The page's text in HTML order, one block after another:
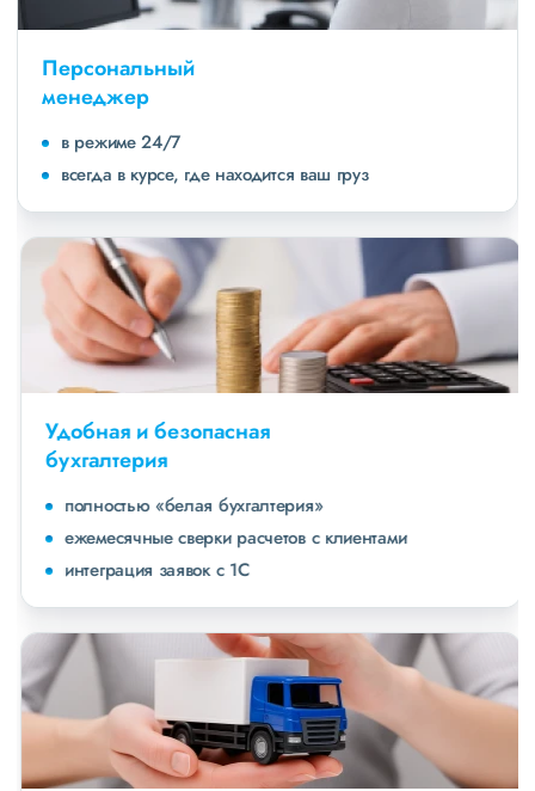
Персональный
менеджер
в режиме 24/7
всегда в курсе, где находится ваш груз
Удобная и безопасная
бухгалтерия
полностью «белая бухгалтерия»
ежемесячные сверки расчетов с клиентами
интеграция заявок с 1С